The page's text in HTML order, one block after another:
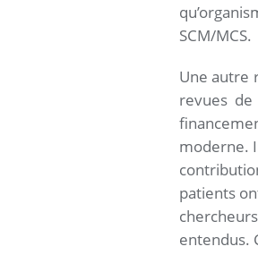
SCM/MCS.
Une autre
revues
moderne.
patients
entendus.